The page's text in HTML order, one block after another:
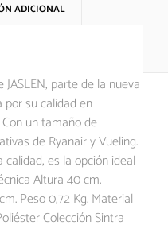
ADICIONAL
parte de la nueva
por su calidad en
un tamaño de
de Ryanair y Vueling.
es la opción ideal
Altura 40 cm.
Peso 0,72 Kg. Material
Colección Sintra